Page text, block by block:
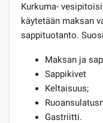
Kurkuma-
käytetään maksan
sappituotanto.
Maksan ja
Sappikivet
Keltaisuus;
Gastriitti.